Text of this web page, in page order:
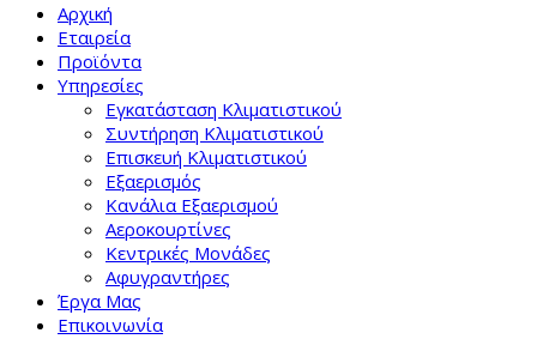
Αρχική
Εταιρεία
Προϊόντα
Υπηρεσίες
Εγκατάσταση Κλιματιστικού
Συντήρηση Κλιματιστικού
Επισκευή Κλιματιστικού
Εξαερισμός
Κανάλια Εξαερισμού
Αεροκουρτίνες
Κεντρικές Μονάδες
Αφυγραντήρες
Έργα Μας
Επικοινωνία